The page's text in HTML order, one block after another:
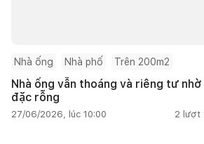
Nhà ống Nhà phố Trên 200m2
Nhà ống vẫn thoáng và riêng tư
đặc rỗng
27/06/2026, lúc 10:00 2 lượt